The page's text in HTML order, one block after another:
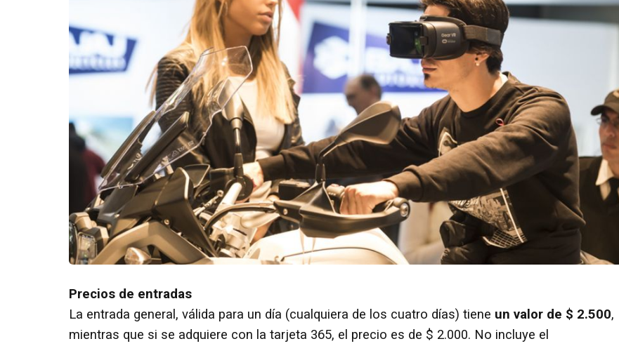
Precios de entradas
La entrada general, válida para un día (cualquiera de los cuatro días) tiene un valor de $ 2.500,
mientras que si se adquiere con la tarjeta 365, el precio es de $ 2.000. No incluye el